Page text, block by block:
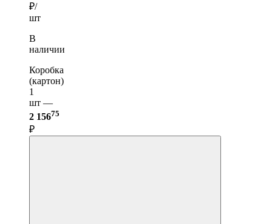
₽/
шт
В
наличии
Коробка
(картон)
1
шт —
2 15675
₽